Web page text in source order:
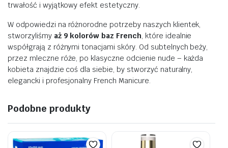
trwałość i wyjątkowy efekt estetyczny.
W odpowiedzi na różnorodne potrzeby naszych klientek,
stworzyliśmy aż 9 kolorów baz French, które idealnie
współgrają z różnymi tonacjami skóry. Od subtelnych beży,
przez mleczne róże, po klasyczne odcienie nude – każda
kobieta znajdzie coś dla siebie, by stworzyć naturalny,
elegancki i profesjonalny French Manicure.
Podobne produkty